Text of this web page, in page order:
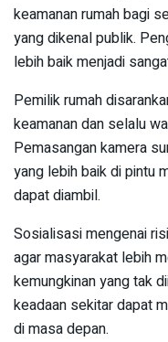
keamanan rumah bagi
yang dikenal publik.
lebih baik menjadi
Pemilik rumah
keamanan dan selalu
Pemasangan kamera
yang lebih baik di pintu
dapat diambil.
Sosialisasi mengenai
agar masyarakat lebih
kemungkinan yang tak
keadaan sekitar dapat
di masa depan.